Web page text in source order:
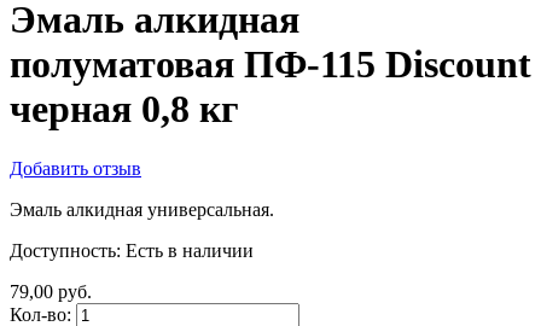
Эмаль алкидная
полуматовая ПФ-115 Discount
черная 0,8 кг
Добавить отзыв
Эмаль алкидная универсальная.
Доступность: Есть в наличии
79,00 руб.
Кол-во: